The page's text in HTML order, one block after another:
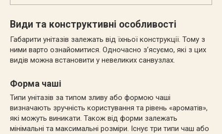
Види та конструктивні особливості
Габарити унітазів залежать від їхньої конструкції. Тому з
ними варто ознайомитися. Одночасно з’ясуємо, які з цих
видів можна встановити у невеликих санвузлах.
Форма чаші
Типи унітазів за типом зливу або формою чаші
визначають зручність користування та рівень «ароматів»,
які можуть виникати. Також від форми залежать
мінімальні та максимальні розміри. Існує три типи чаш або